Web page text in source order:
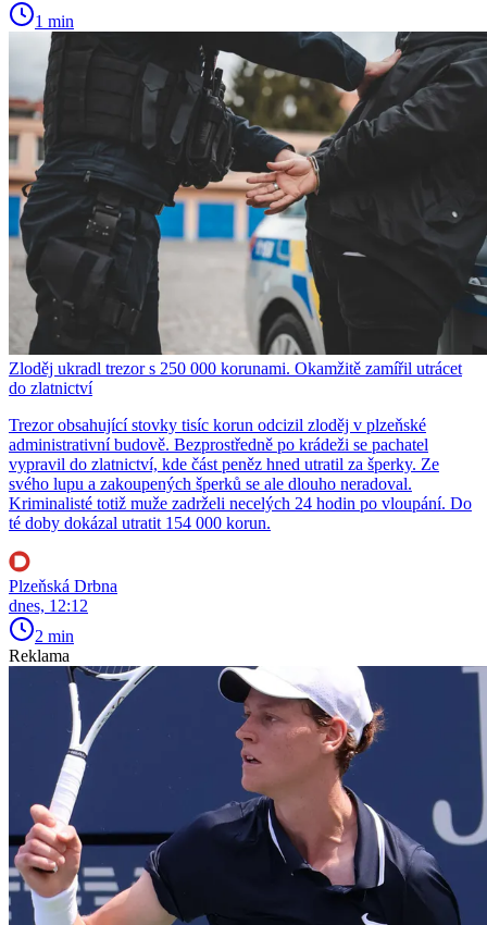
1 min
Zloděj ukradl trezor s 250 000 korunami. Okamžitě zamířil utrácet
do zlatnictví
Trezor obsahující stovky tisíc korun odcizil zloděj v plzeňské
administrativní budově. Bezprostředně po krádeži se pachatel
vypravil do zlatnictví, kde část peněz hned utratil za šperky. Ze
svého lupu a zakoupených šperků se ale dlouho neradoval.
Kriminalisté totiž muže zadrželi necelých 24 hodin po vloupání. Do
té doby dokázal utratit 154 000 korun.
Plzeňská Drbna
dnes, 12:12
2 min
Reklama